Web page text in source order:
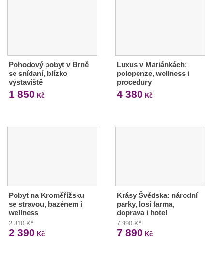
Pohodový pobyt v Brně
se snídaní, blízko
výstaviště
1 850 Kč
Luxus v Mariánkách:
polopenze, wellness i
procedury
4 380 Kč
Pobyt na Kroměřížsku
se stravou, bazénem i
wellness
2 810 Kč
2 390 Kč
Krásy Švédska: národní
parky, losí farma,
doprava i hotel
7 990 Kč
7 890 Kč